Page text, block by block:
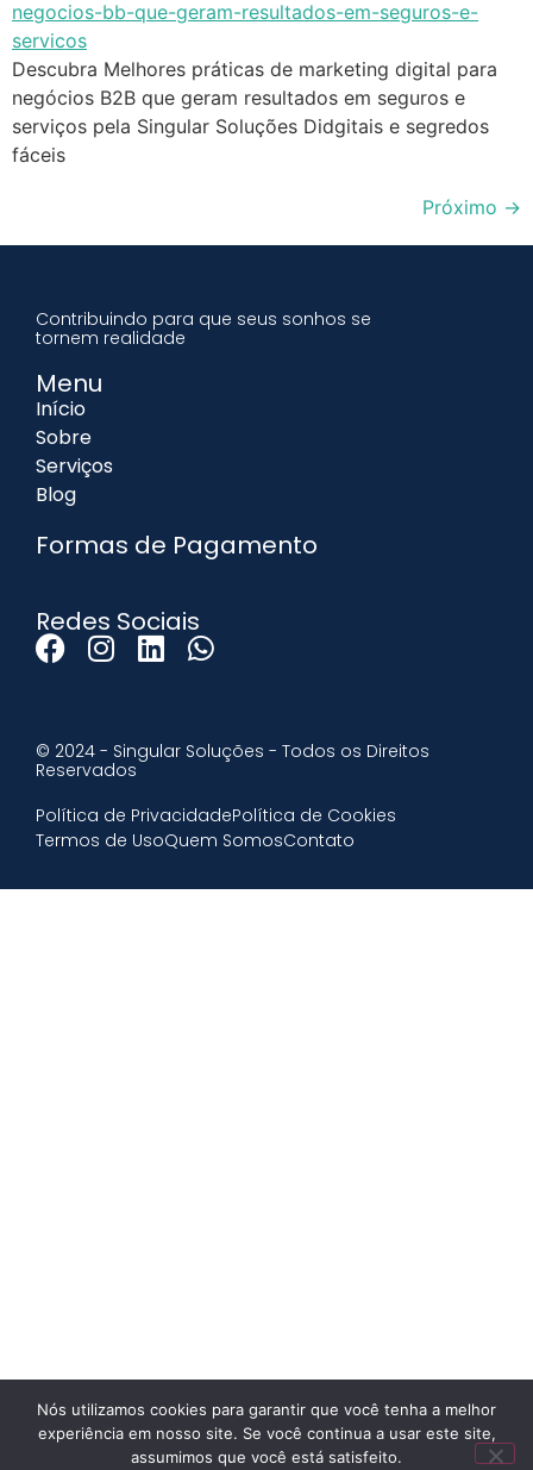
Descubra Melhores práticas de marketing digital para
negócios B2B que geram resultados em seguros e
serviços pela Singular Soluções Didgitais e segredos
fáceis
Próximo →
Contribuindo para que seus sonhos se
tornem realidade
Menu
Início
Sobre
Serviços
Blog
Formas de Pagamento
Redes Sociais
© 2024 - Singular Soluções - Todos os Direitos
Reservados
Política de PrivacidadePolítica de Cookies
Termos de UsoQuem SomosContato
Nós utilizamos cookies para garantir que você tenha a melhor
experiência em nosso site. Se você continua a usar este site,
assumimos que você está satisfeito.